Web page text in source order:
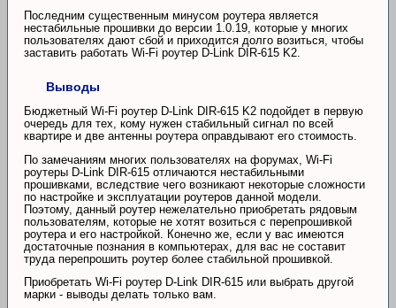
Последним существенным минусом роутера является
нестабильные прошивки до версии 1.0.19, которые у многих
пользователях дают сбой и приходится долго возиться, чтобы
заставить работать Wi-Fi роутер D-Link DIR-615 K2.
Выводы
Бюджетный Wi-Fi роутер D-Link DIR-615 K2 подойдет в первую
очередь для тех, кому нужен стабильный сигнал по всей
квартире и две антенны роутера оправдывают его стоимость.
По замечаниям многих пользователях на форумах, Wi-Fi
роутеры D-Link DIR-615 отличаются нестабильными
прошивками, вследствие чего возникают некоторые сложности
по настройке и эксплуатации роутеров данной модели.
Поэтому, данный роутер нежелательно приобретать рядовым
пользователям, которые не хотят возиться с перепрошивкой
роутера и его настройкой. Конечно же, если у вас имеются
достаточные познания в компьютерах, для вас не составит
труда перепрошить роутер более стабильной прошивкой.
Приобретать Wi-Fi роутер D-Link DIR-615 или выбрать другой
марки - выводы делать только вам.